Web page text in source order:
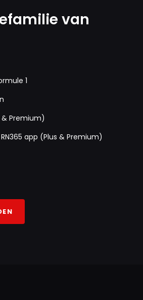
van
1
Premium)
app (Plus & Premium)